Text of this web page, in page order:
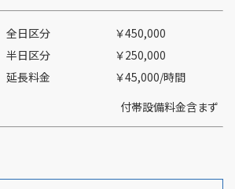
全日区分
半日区分
延長料金
￥450,000
￥250,000
￥45,000/時間
付帯設備料金含まず